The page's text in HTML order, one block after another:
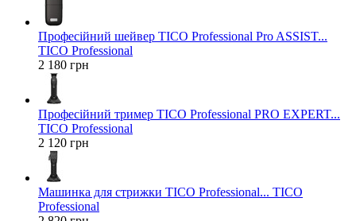
Професійний шейвер TICO Professional Pro ASSIST...
TICO Professional
2 180 грн
Професійний тример TICO Professional PRO EXPERT...
TICO Professional
2 120 грн
Машинка для стрижки TICO Professional... TICO
Professional